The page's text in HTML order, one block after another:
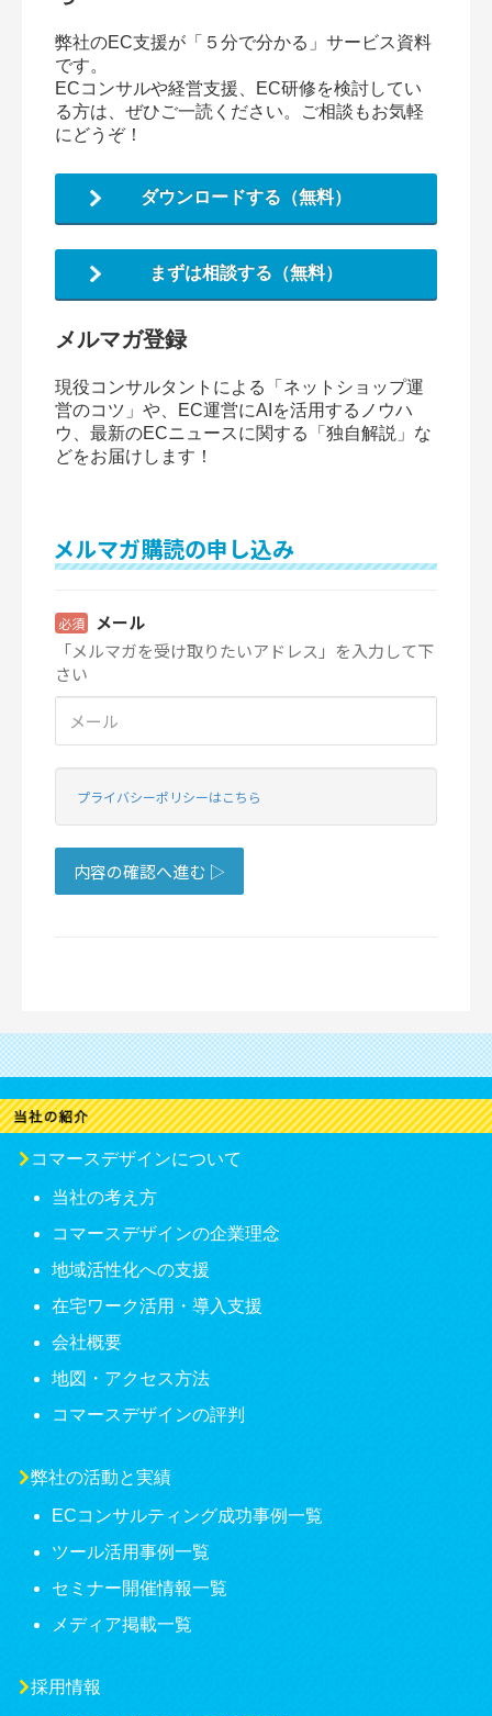
弊社のEC支援が「５分で分かる」サービス資料
です。
ECコンサルや経営支援、EC研修を検討してい
る方は、ぜひご一読ください。ご相談もお気軽
にどうぞ！
ダウンロードする（無料）
まずは相談する（無料）
メルマガ登録
現役コンサルタントによる「ネットショップ運
営のコツ」や、EC運営にAIを活用するノウハ
ウ、最新のECニュースに関する「独自解説」な
どをお届けします！
コマースデザインについて
当社の考え方
コマースデザインの企業理念
地域活性化への支援
在宅ワーク活用・導入支援
会社概要
地図・アクセス方法
コマースデザインの評判
弊社の活動と実績
ECコンサルティング成功事例一覧
ツール活用事例一覧
セミナー開催情報一覧
メディア掲載一覧
採用情報